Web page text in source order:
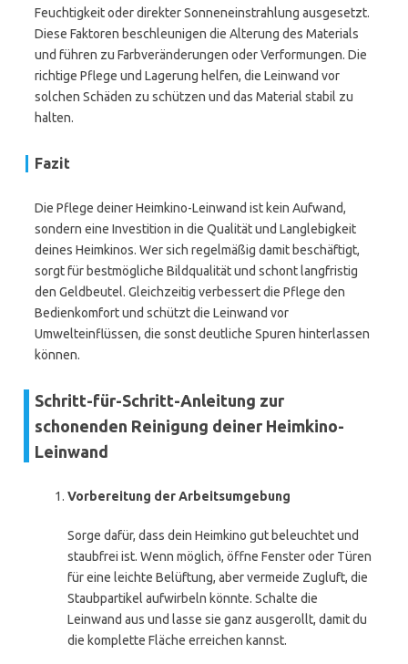
Feuchtigkeit oder direkter Sonneneinstrahlung ausgesetzt.
Diese Faktoren beschleunigen die Alterung des Materials
und führen zu Farbveränderungen oder Verformungen. Die
richtige Pflege und Lagerung helfen, die Leinwand vor
solchen Schäden zu schützen und das Material stabil zu
halten.
Fazit
Die Pflege deiner Heimkino-Leinwand ist kein Aufwand,
sondern eine Investition in die Qualität und Langlebigkeit
deines Heimkinos. Wer sich regelmäßig damit beschäftigt,
sorgt für bestmögliche Bildqualität und schont langfristig
den Geldbeutel. Gleichzeitig verbessert die Pflege den
Bedienkomfort und schützt die Leinwand vor
Umwelteinflüssen, die sonst deutliche Spuren hinterlassen
können.
Schritt-für-Schritt-Anleitung zur
schonenden Reinigung deiner Heimkino-
Leinwand
Vorbereitung der Arbeitsumgebung
Sorge dafür, dass dein Heimkino gut beleuchtet und
staubfrei ist. Wenn möglich, öffne Fenster oder Türen
für eine leichte Belüftung, aber vermeide Zugluft, die
Staubpartikel aufwirbeln könnte. Schalte die
Leinwand aus und lasse sie ganz ausgerollt, damit du
die komplette Fläche erreichen kannst.